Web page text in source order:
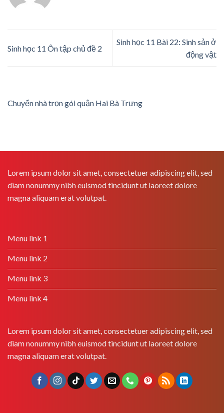
Sinh học 11 Ôn tập chủ đề 2
Sinh học 11 Bài 22: Sinh sản ở
động vật
Chuyển nhà trọn gói quận Hai Bà Trưng
Lorem ipsum dolor sit amet, consectetuer adipiscing elit, sed
diam nonummy nibh euismod tincidunt ut laoreet dolore
magna aliquam erat volutpat.
Menu link 1
Menu link 2
Menu link 3
Menu link 4
Lorem ipsum dolor sit amet, consectetuer adipiscing elit, sed
diam nonummy nibh euismod tincidunt ut laoreet dolore
magna aliquam erat volutpat.